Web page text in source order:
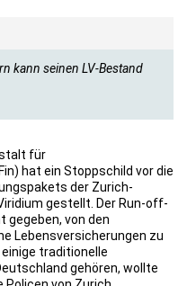
kann seinen LV-Bestand
für
hat ein Stoppschild vor die
der Zurich-
gestellt. Der Run-off-
von den
Lebensversicherungen zu
traditionelle
gehören, wollte